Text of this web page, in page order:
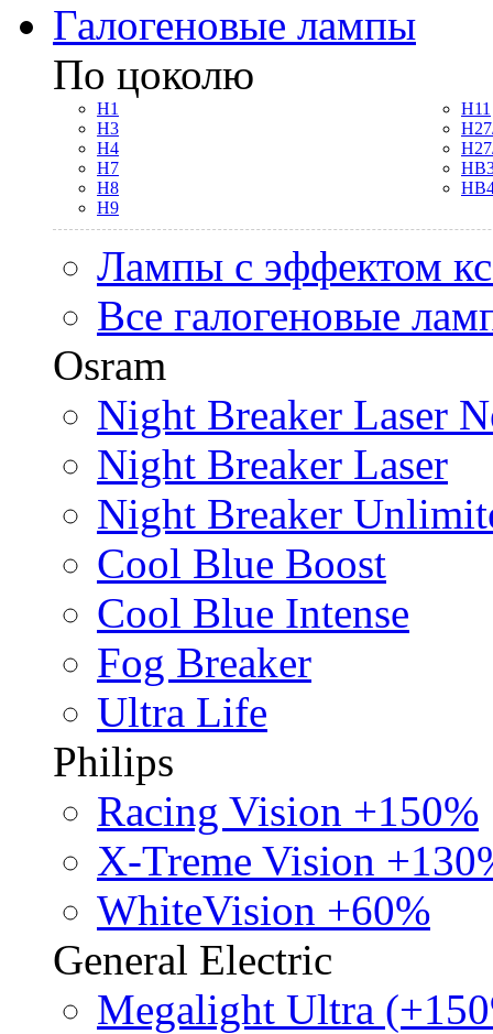
Галогеновые лампы
По цоколю
H1
H3
H4
H7
H8
H9
H11
Лампы с эффектом
Все галогеновые
Osram
Night Breaker Laser
Night Breaker Laser
Night Breaker
Cool Blue Boost
Cool Blue Intense
Fog Breaker
Ultra Life
Philips
Racing Vision +150%
X-Treme Vision
WhiteVision +60%
General Electric
Megalight Ultra